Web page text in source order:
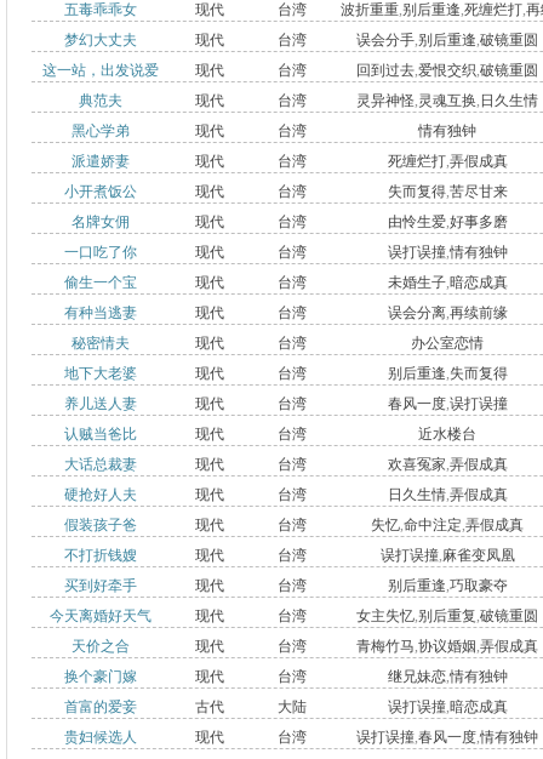
五毒乖乖女
现代 台湾 波折重重,别后重逢,死缠烂打,再
前缘
梦幻大丈夫 现代 台湾 误会分手,别后重逢,破镜重圆
这一站，出发说爱
现代 台湾 回到过去,爱恨交织,破镜重圆
典范夫
现代 台湾 灵异神怪,灵魂互换, 日久生情
黑心学弟
现代 台湾
情有独钟
派遣娇妻
现代 台湾 死缠烂打,弄假成真
小开煮饭公
现代 台湾 失而复得,苦尽甘来
名牌女佣
现代 台湾 由怜生爱,好事多磨
一口吃了你
现代 台湾 误打误撞,情有独钟
偷生一个宝
现代 台湾 未婚生子,暗恋成真
有种当逃妻
现代 台湾 误会分离,再续前缘
秘密情夫
现代 台湾
办公室恋情
地下大老婆
现代 台湾 别后重逢,失而复得
养儿送人妻
现代 台湾 春风一度,误打误撞
认贼当爸比
现代 台湾
近水楼台
大话总裁妻
现代 台湾 欢喜冤家,弄假成真
硬抢好人夫
现代 台湾 日久生情,弄假成真
假装孩子爸
现代 台湾 失忆,命中注定,弄假成真
不打折钱嫂
现代 台湾 误打误撞,麻雀变凤凰
买到好牵手
现代 台湾 别后重逢,巧取豪夺
今天离婚好天气
现代 台湾 女主失忆,别后重复,破镜重圆
天价之合
现代 台湾 青梅竹马,协议婚姻,弄假成真
换个豪门嫁
现代 台湾 继兄妹恋,情有独钟
首富的爱妾
古代 大陆 误打误撞,暗恋成真
贵妇候选人
现代 台湾 误打误撞,春风一度,情有独钟